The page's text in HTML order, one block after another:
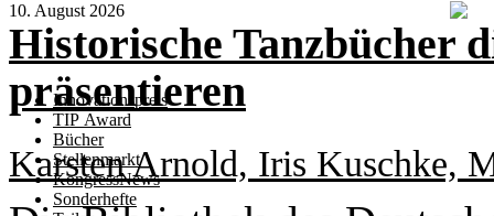
10. August 2026
Innovationspreis
TIP Award
Bücher
Stellenmarkt
KongressNews
Sonderhefte
Historische Tanzbücher
präsentieren
Karsten Arnold, Iris Kuschke,